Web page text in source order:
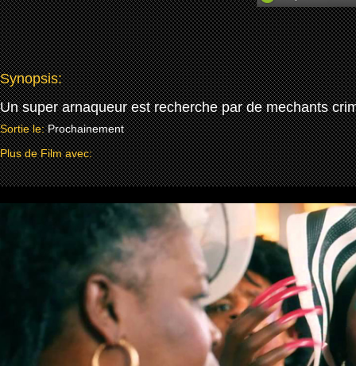
Synopsis:
Un super arnaqueur est recherche par de mechants
Sortie le: Prochainement
Plus de Film avec: